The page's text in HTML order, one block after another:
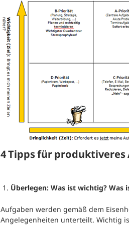
Arbeitsmedizin
Arbeitspsychologie
Arbeitssicherheit
Ergonomie und Bewegung
Gesundheitsüberwachung
4 Tipps für produktiveres
Überlegen: Was ist wichtig? Was
Aufgaben werden gemäß dem
Angelegenheiten unterteilt. Wichtig